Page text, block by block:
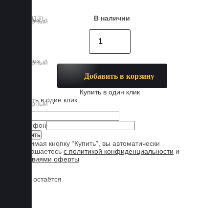
В наличии
Добавить в корзину
Купить в один клик
Купить в один клик
Телефон
Нажимая кнопку “Купить”, вы автоматически
соглашаетесь с политикой конфиденциальности и
условиями оферты
Обувь остаётся